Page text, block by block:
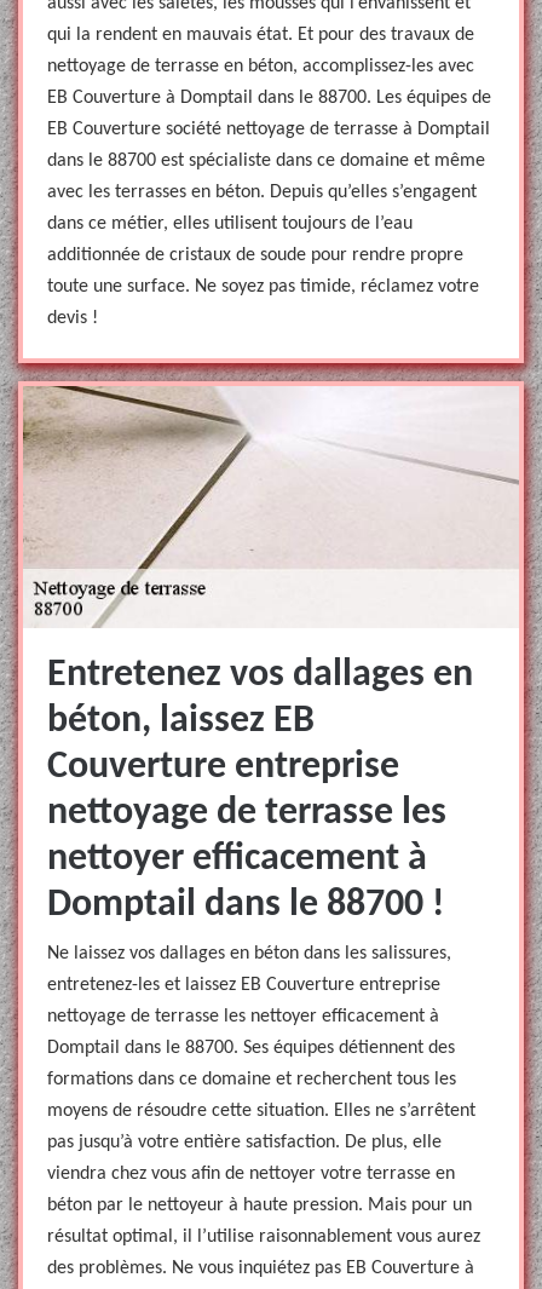
qui la rendent en mauvais état. Et pour des travaux de
nettoyage de terrasse en béton, accomplissez-les avec
EB Couverture à Domptail dans le 88700. Les équipes de
EB Couverture société nettoyage de terrasse à Domptail
dans le 88700 est spécialiste dans ce domaine et même
avec les terrasses en béton. Depuis qu’elles s’engagent
dans ce métier, elles utilisent toujours de l’eau
additionnée de cristaux de soude pour rendre propre
toute une surface. Ne soyez pas timide, réclamez votre
devis !
Entretenez vos dallages en
béton, laissez EB
Couverture entreprise
nettoyage de terrasse les
nettoyer efficacement à
Domptail dans le 88700 !
Ne laissez vos dallages en béton dans les salissures,
entretenez-les et laissez EB Couverture entreprise
nettoyage de terrasse les nettoyer efficacement à
Domptail dans le 88700. Ses équipes détiennent des
formations dans ce domaine et recherchent tous les
moyens de résoudre cette situation. Elles ne s’arrêtent
pas jusqu’à votre entière satisfaction. De plus, elle
viendra chez vous afin de nettoyer votre terrasse en
béton par le nettoyeur à haute pression. Mais pour un
résultat optimal, il l’utilise raisonnablement vous aurez
des problèmes. Ne vous inquiétez pas EB Couverture à